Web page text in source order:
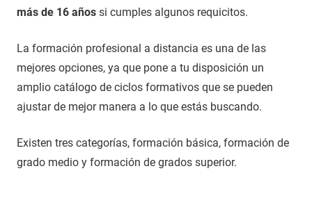
más de 16 años si cumples algunos requicitos.
La formación profesional a distancia es una de las
mejores opciones, ya que pone a tu disposición un
amplio catálogo de ciclos formativos que se pueden
ajustar de mejor manera a lo que estás buscando.
Existen tres categorías, formación básica, formación de
grado medio y formación de grados superior.